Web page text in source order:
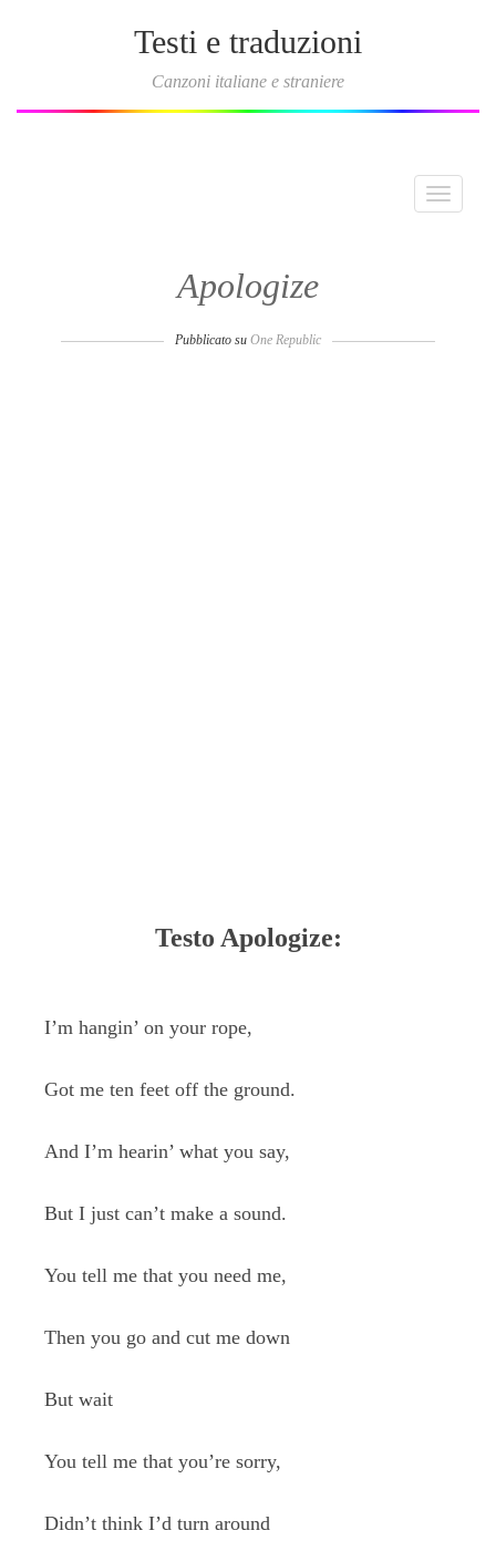
Testi e traduzioni
Canzoni italiane e straniere
Toggle
Apologize
Pubblicato su One Republic
Testo Apologize:
I’m hangin’ on your rope,
Got me ten feet off the ground.
And I’m hearin’ what you say,
But I just can’t make a sound.
You tell me that you need me,
Then you go and cut me down
But wait
You tell me that you’re sorry,
Didn’t think I’d turn around